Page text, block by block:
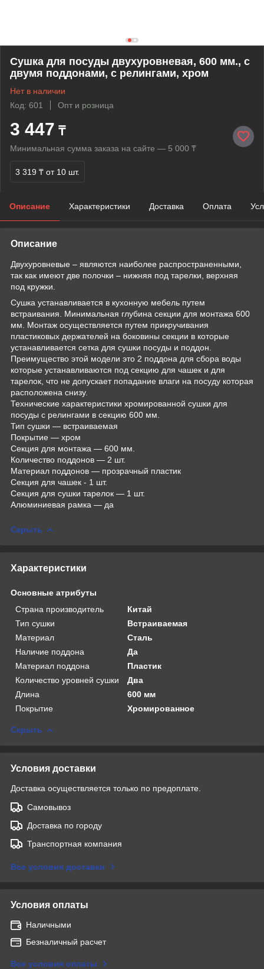
Сушка для посуды двухуровневая, 600 мм., с
двумя поддонами, с релингами, хром
Нет в наличии
Код: 601
Опт и розница
3 447 ₸
Минимальная сумма заказа на сайте — 5 000 ₸
3 319 ₸ от 10 шт.
Описание Характеристики Доставка Оплата
Описание
Двухуровневые – являются наиболее распространенными,
так как имеют две полочки – нижняя под тарелки, верхняя
под кружки.
Сушка устанавливается в кухонную мебель путем
встраивания. Минимальная глубина секции для монтажа 600
мм. Монтаж осуществляется путем прикручивания
пластиковых держателей на боковины секции в которые
устанавливается сетка для сушки посуды и поддон.
Преимущество этой модели это 2 поддона для сбора воды
которые устанавливаются под секцию для чашек и для
тарелок, что не допускает попадание влаги на посуду которая
расположена снизу.
Технические характеристики хромированной сушки для
посуды с релингами в секцию 600 мм.
Тип сушки ― встраиваемая
Покрытие ― хром
Секция для монтажа ― 600 мм.
Количество поддонов ― 2 шт.
Материал поддонов ― прозрачный пластик
Секция для чашек - 1 шт.
Секция для сушки тарелок ― 1 шт.
Алюминиевая рамка ― да
Скрыть
Характеристики
Основные атрибуты
Страна производитель
Китай
Тип сушки
Встраиваемая
Материал
Сталь
Наличие поддона
Да
Материал поддона
Пластик
Количество уровней сушки
Два
Длина
600 мм
Покрытие
Хромированное
Скрыть
Условия доставки
Доставка осуществляется только по предоплате.
Самовывоз
Доставка по городу
Транспортная компания
Все условия доставки
Условия оплаты
Наличными
Безналичный расчет
Все условия оплаты